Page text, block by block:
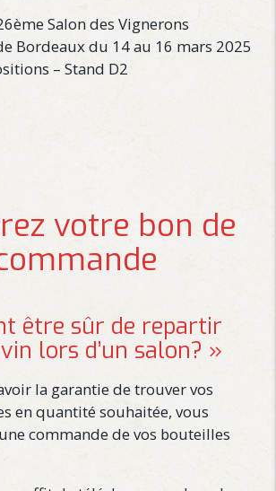
Salon des Vignerons
Bordeaux du 14 au 16 mars 2025
– Stand D2
votre bon de
être sûr de repartir
lors d’un salon? »
la garantie de trouver vos
en quantité souhaitée, vous
commande de vos bouteilles